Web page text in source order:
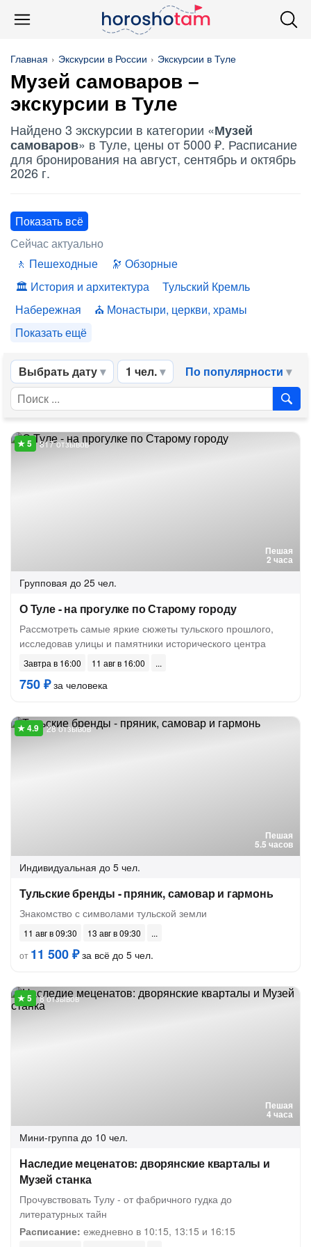
Главная Экскурсии в России Экскурсии в Туле
Музей самоваров –
экскурсии в Туле
Найдено 3 экскурсии в категории «Музей
самоваров» в Туле, цены от 5000 ₽. Расписание
для бронирования на август, сентябрь и октябрь
2026 г.
Показать всё
Сейчас актуально
Пешеходные
Обзорные
История и архитектура
Тульский Кремль
Набережная
Монастыри, церкви, храмы
Показать ещё
Выбрать дату 1 чел. По популярности
Пешая
2 часа
817 отзывов
Групповая до 25 чел.
О Туле - на прогулке по Старому городу
Рассмотреть самые яркие сюжеты тульского прошлого,
исследовав улицы и памятники исторического центра
Завтра в 16:00 11 авг в 16:00
750 ₽за человека
Пешая
5.5 часов
28 отзывов
Индивидуальная до 5 чел.
Тульские бренды - пряник, самовар и гармонь
Знакомство с символами тульской земли
11 авг в 09:30
13 авг в 09:30
от 11 500 ₽за всё до 5 чел.
Пешая
4 часа
8 отзывов
Мини-группа до 10 чел.
Наследие меценатов: дворянские кварталы и
Музей станка
Прочувствовать Тулу - от фабричного гудка до
литературных тайн
Расписание: ежедневно в 10:15, 13:15 и 16:15